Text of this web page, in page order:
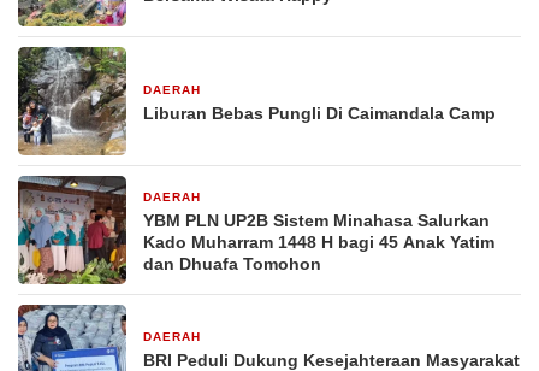
DAERAH
Liburan Bebas Pungli Di Caimandala Camp
DAERAH
YBM PLN UP2B Sistem Minahasa Salurkan
Kado Muharram 1448 H bagi 45 Anak Yatim
dan Dhuafa Tomohon
DAERAH
BRI Peduli Dukung Kesejahteraan Masyarakat